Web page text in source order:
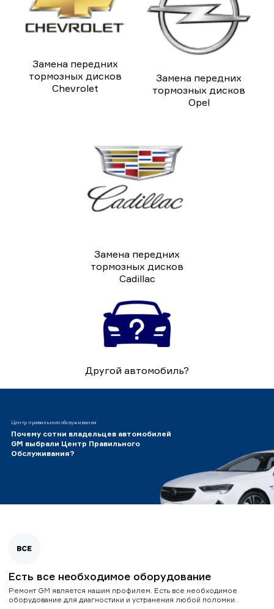
Замена передних
тормозных дисков
Chevrolet
Замена передних
тормозных дисков
Opel
Замена передних
тормозных дисков
Cadillac
Другой автомобиль?
Центр правильного обслуживания
Почему сотни владельцев автомобилей
GM выбрали Центр Правильного
Обслуживания?
Есть все необходимое оборудование
Ремонт GM является нашим профилем. Есть все необходимое
оборудование для диагностики и устранения любой поломки.